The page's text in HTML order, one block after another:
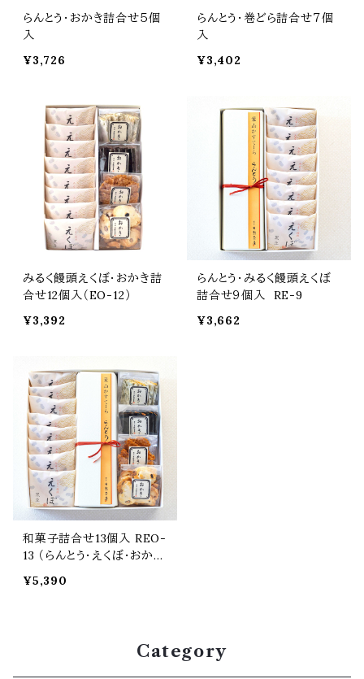
らんとう・おかき詰合せ５個
入
¥3,726
らんとう・巻どら詰合せ７個
入
¥3,402
みるく饅頭えくぼ・おかき詰
合せ12個入（EO-12）
¥3,392
らんとう・みるく饅頭えくぼ
詰合せ９個入 RE-9
¥3,662
和菓子詰合せ13個入 REO-
13 （らんとう・えくぼ・おか
¥5,390
Category